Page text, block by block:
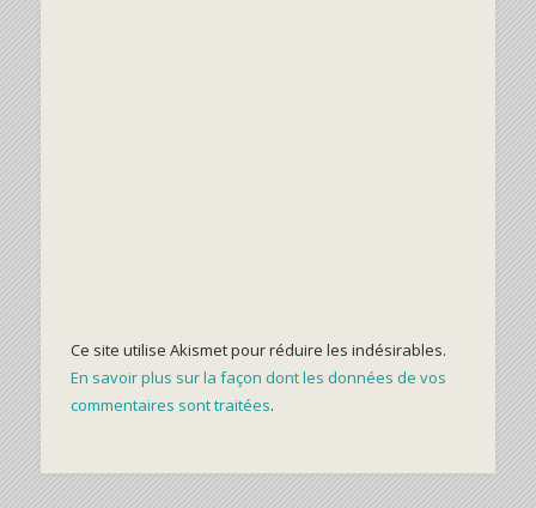
Ce site utilise Akismet pour réduire les indésirables.
En savoir plus sur la façon dont les données de vos
commentaires sont traitées.